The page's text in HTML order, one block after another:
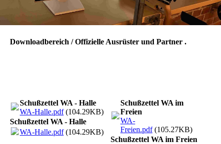
Downloadbereich / Offizielle Ausrüster und Partner .
Schußzettel WA - Halle
WA-Halle.pdf(104.29KB)
Schußzettel WA - Halle
WA-Halle.pdf(104.29KB)
Schußzettel WA im
Freien
WA-
Freien.pdf(105.27KB)
Schußzettel WA im Freien